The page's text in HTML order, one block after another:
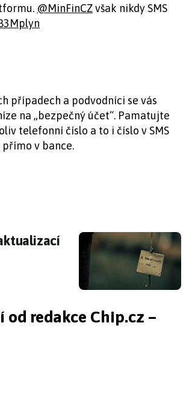
@MinFinCZvšak nikdy SMS
případech a podvodníci se vás
na „bezpečný účet“. Pamatujte
telefonní číslo a to i číslo v SMS
v bance.
údajů přijdete o peníze
redakce Chip.cz –